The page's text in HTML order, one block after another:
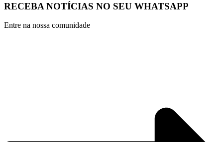
RECEBA NOTÍCIAS NO SEU WHATSAPP
Entre na nossa comunidade